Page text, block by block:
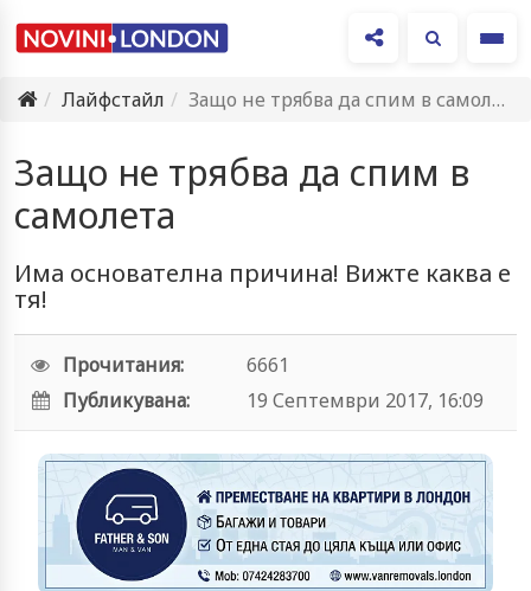
Лайфстайл
Защо не трябва да спим в самолета
Защо не трябва да спим в
самолета
Има основателна причина! Вижте каква е
тя!
Прочитания:
6661
Публикувана:
19 Септември 2017, 16:09